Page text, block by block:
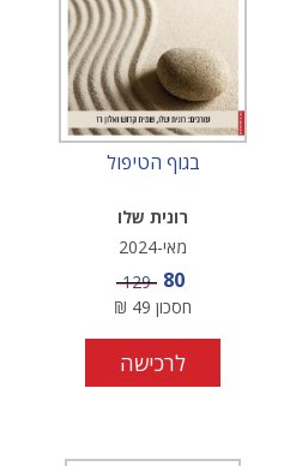
בגוף הטיפול
רונית שלו
מאי-2024
מחיר מבצע
80 מחיר
129
חסכון 49
₪
לרכישה